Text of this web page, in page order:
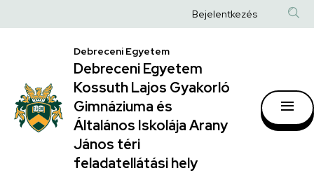
|
Debreceni
Egyetem
Kossuth
Lajos
Gyakorló
a
Anonim
fiók
menüje
Bejelentkezés
Debreceni Egyetem
Debreceni Egyetem
Kossuth Lajos Gyakorló
Gimnáziuma és
Általános Iskolája Arany
János téri
feladatellátási hely